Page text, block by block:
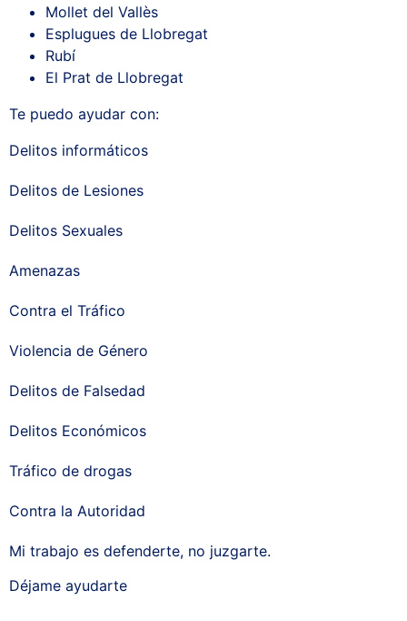
Mollet del Vallès
Esplugues de Llobregat
Rubí
El Prat de Llobregat
Te puedo ayudar con:
Delitos informáticos
Delitos de Lesiones
Delitos Sexuales
Amenazas
Contra el Tráfico
Violencia de Género
Delitos de Falsedad
Delitos Económicos
Tráfico de drogas
Contra la Autoridad
Mi trabajo es defenderte, no juzgarte.
Déjame ayudarte